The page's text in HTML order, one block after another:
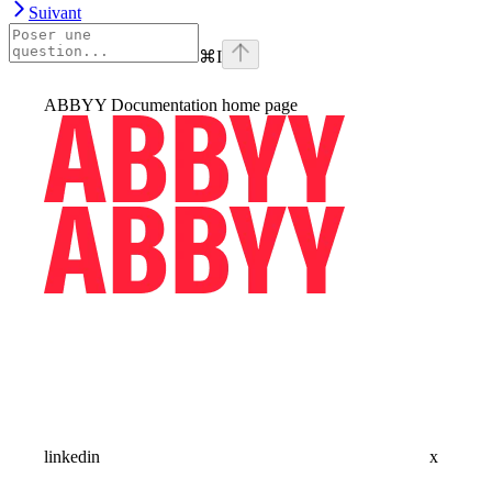
Suivant
⌘I
ABBYY Documentation home page
linkedin x